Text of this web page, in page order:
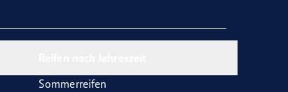
Sommerreifen